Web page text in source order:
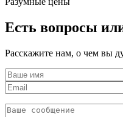
Есть вопросы
Расскажите нам, о чем вы